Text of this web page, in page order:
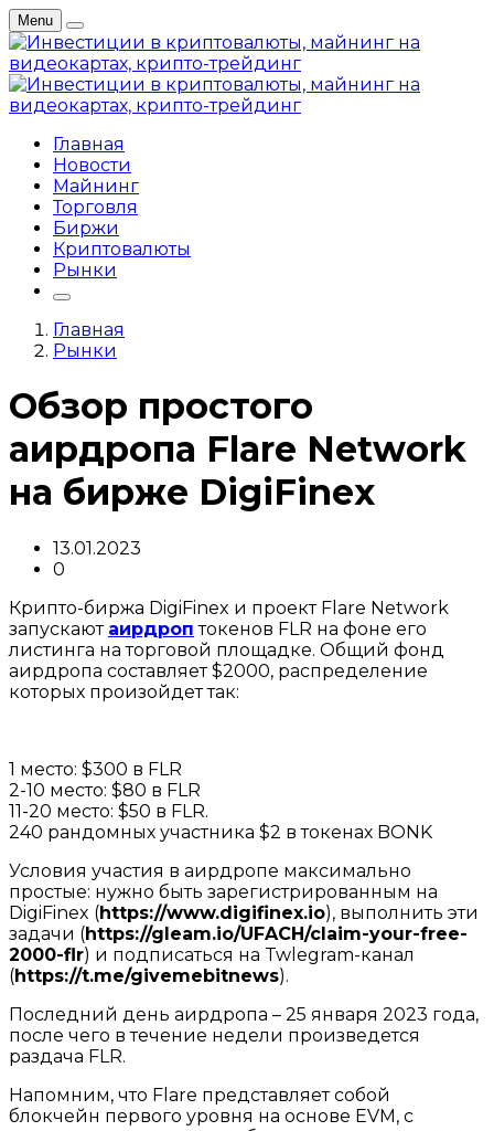
Menu
Главная
Новости
Майнинг
Торговля
Биржи
Криптовалюты
Рынки
Главная
Рынки
Обзор простого
аирдропа Flare Network
на бирже DigiFinex
13.01.2023
0
Крипто-биржа DigiFinex и проект Flare Network
запускают аирдроп токенов FLR на фоне его
листинга на торговой площадке. Общий фонд
аирдропа составляет $2000, распределение
которых произойдет так:
1 место: $300 в FLR
2-10 место: $80 в FLR
11-20 место: $50 в FLR.
240 рандомных участника $2 в токенах BONK
Условия участия в аирдропе максимально
простые: нужно быть зарегистрированным на
DigiFinex (https://www.digifinex.io), выполнить эти
задачи (https://gleam.io/UFACH/claim-your-free-
2000-flr) и подписаться на Twlegram-канал
(https://t.me/givemebitnews).
Последний день аирдропа – 25 января 2023 года,
после чего в течение недели произведется
раздача FLR.
Напомним, что Flare представляет собой
блокчейн первого уровня на основе EVM, с